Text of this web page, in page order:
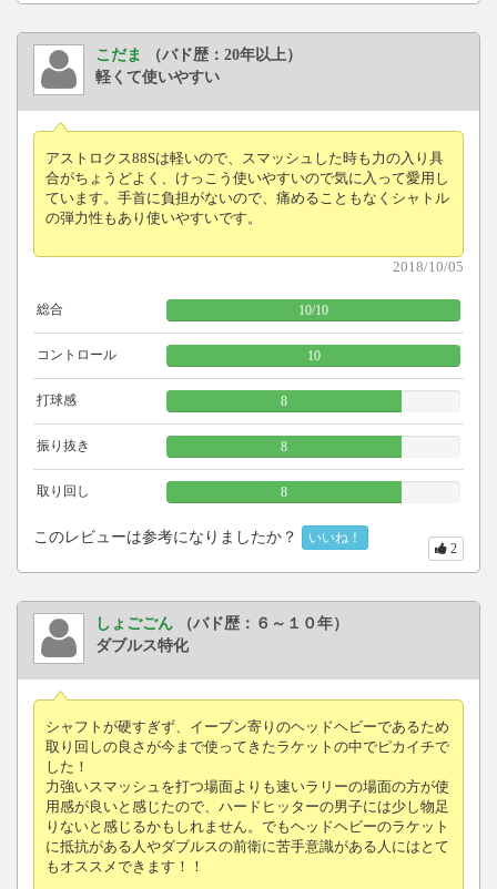
こだま
（バド歴：20年以上）
軽くて使いやすい
アストロクス88Sは軽いので、スマッシュした時も力の入り具
合がちょうどよく、けっこう使いやすいので気に入って愛用し
ています。手首に負担がないので、痛めることもなくシャトル
の弾力性もあり使いやすいです。
2018/10/05
総合 10/10
コントロール 10
打球感 8
振り抜き 8
取り回し 8
このレビューは参考になりましたか？ いいね！
2
しょごごん
（バド歴：６～１０年）
ダブルス特化
シャフトが硬すぎず、イーブン寄りのヘッドヘビーであるため
取り回しの良さが今まで使ってきたラケットの中でピカイチで
した！
力強いスマッシュを打つ場面よりも速いラリーの場面の方が使
用感が良いと感じたので、ハードヒッターの男子には少し物足
りないと感じるかもしれません。でもヘッドヘビーのラケット
に抵抗がある人やダブルスの前衛に苦手意識がある人にはとて
もオススメできます！！